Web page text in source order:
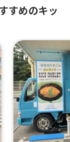
すめのキッ